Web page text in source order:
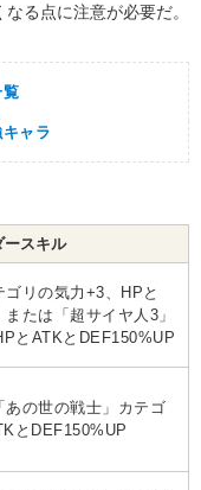
る点に注意が必要だ。
覧
ャラ
ースキル
ゴリの気力+3、HPと
たは「超サイヤ人3」
とATKとDEF150%UP
あの世の戦士」カテゴ
とDEF150%UP